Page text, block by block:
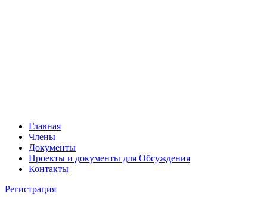
Главная
Члены
Документы
Проекты и документы для Обсуждения
Контакты
Регистрация